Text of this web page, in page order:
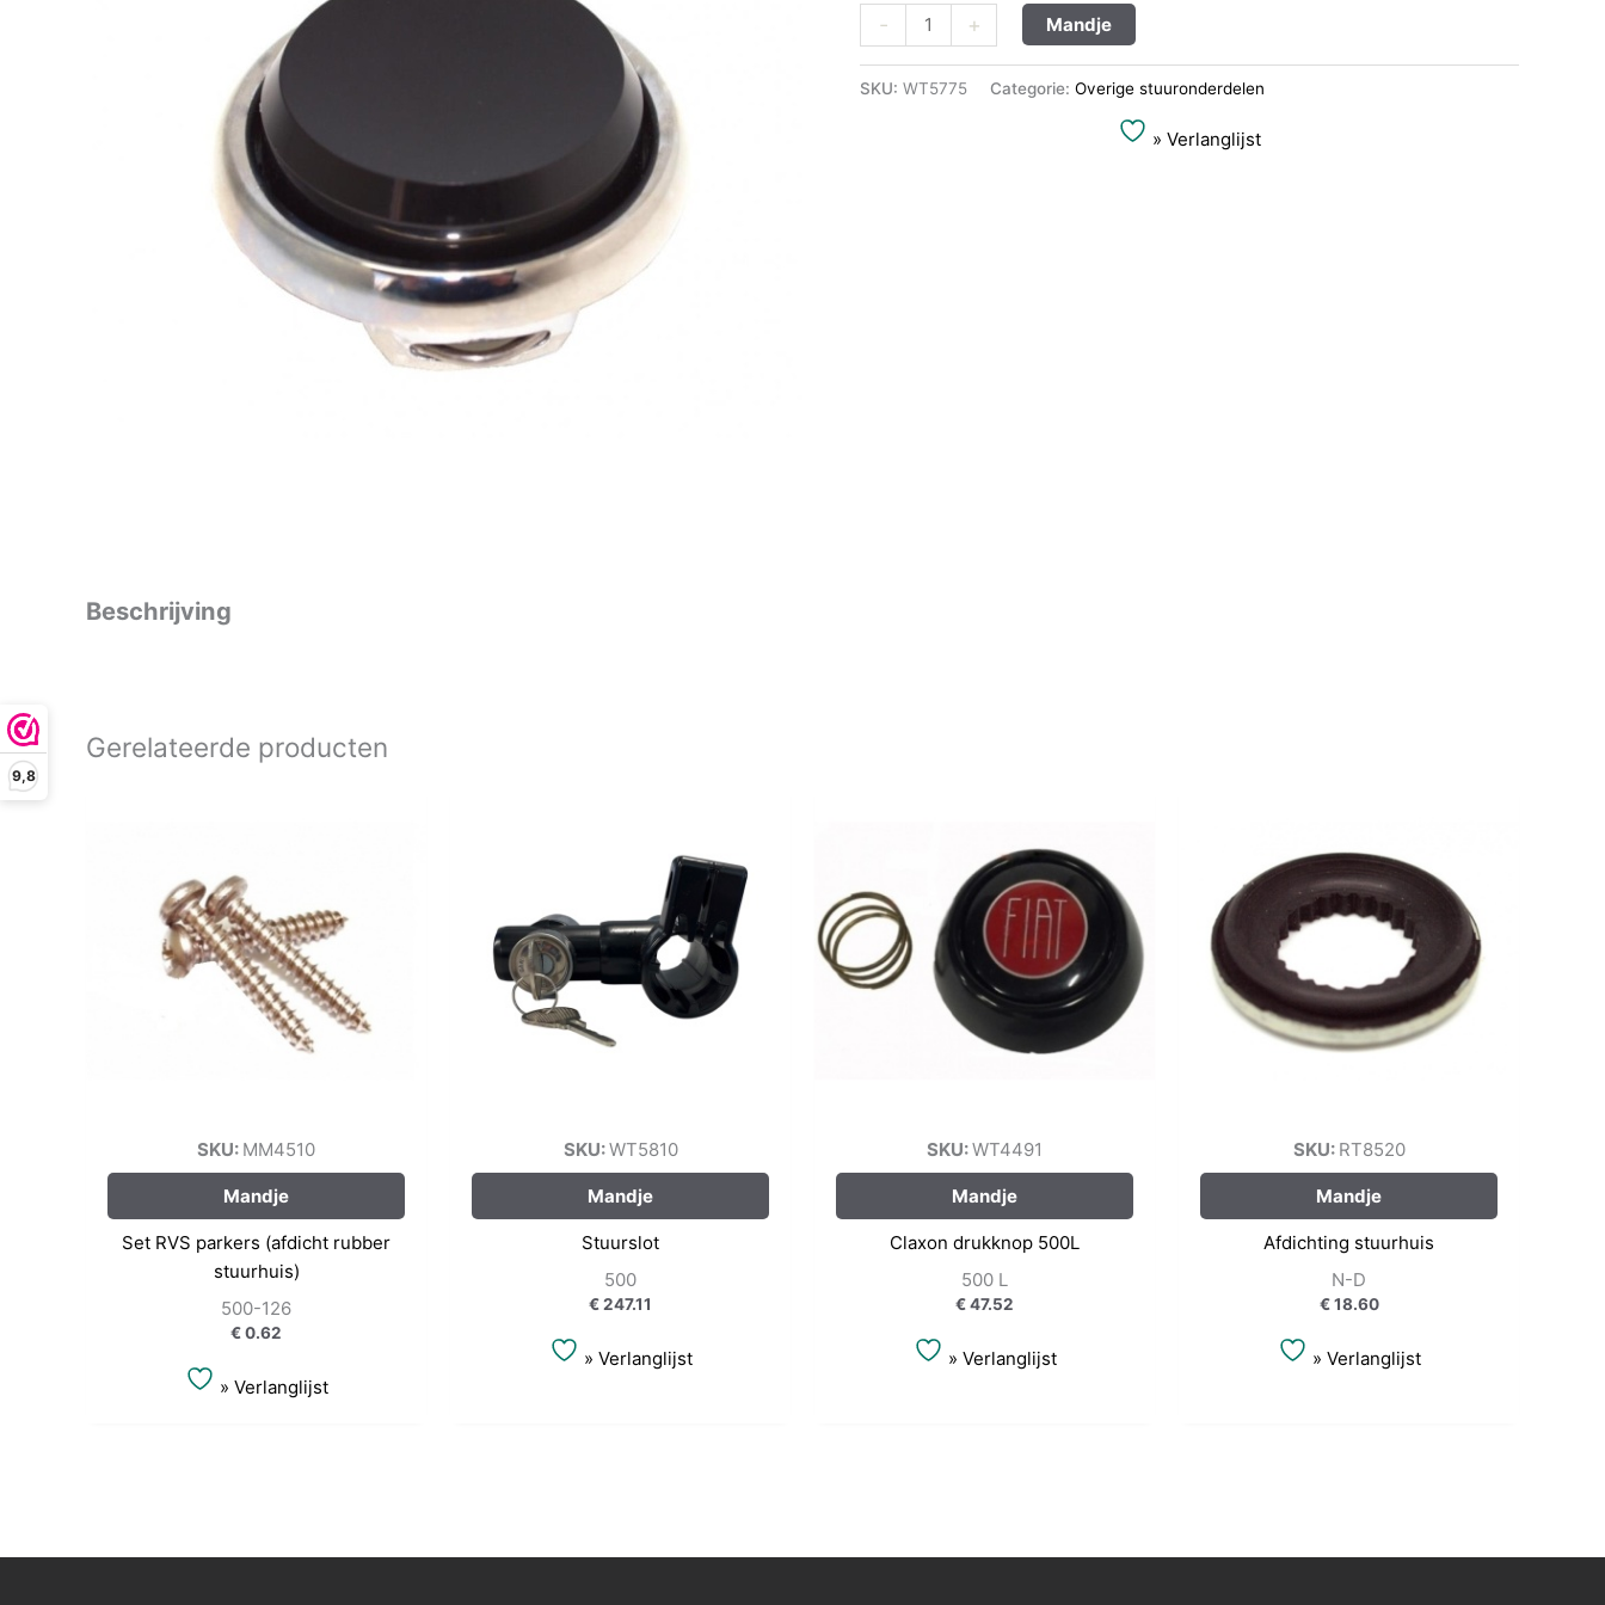
9,8
- + Mandje
SKU: WT5775 Categorie: Overige stuuronderdelen
» Verlanglijst
Beschrijving
Gerelateerde producten
SKU: MM4510
Mandje
Set RVS parkers (afdicht rubber
stuurhuis)
500-126
€0.62
» Verlanglijst
SKU:WT5810
Mandje
Stuurslot
500
€247.11
» Verlanglijst
SKU:WT4491
Mandje
Claxon drukknop 500L
500 L
€47.52
» Verlanglijst
SKU: RT8520
Mandje
Afdichting stuurhuis
N-D
€18.60
» Verlanglijst